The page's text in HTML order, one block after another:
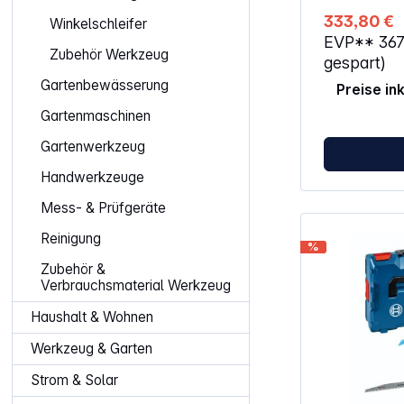
Winkelschleifer
Zubehör Werkzeug
Gartenbewässerung
Gartenmaschinen
Gartenwerkzeug
Handwerkzeuge
Mess- & Prüfgeräte
Reinigung
Zubehör &
Verbrauchsmaterial Werkzeug
Haushalt & Wohnen
Werkzeug & Garten
Strom & Solar
mit präziser
Griff schafft
eine sichere
auch bei
klare Linie
Aufwand ein
dadurch
Gleichzeitig
passenden
Bedienfeld
Anpassung
das
Material
einen
333,80 €
EVP**
gespart)
Preise
%